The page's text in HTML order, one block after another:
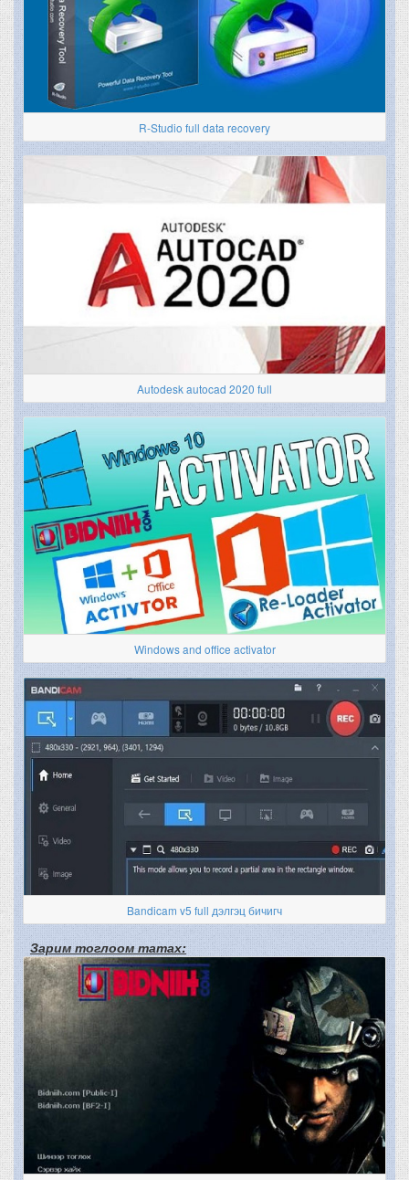
R-Studio full data recovery
Autodesk autocad 2020 full
Windows and office activator
Bandicam v5 full дэлгэц бичигч
Зарим тоглоом татах: